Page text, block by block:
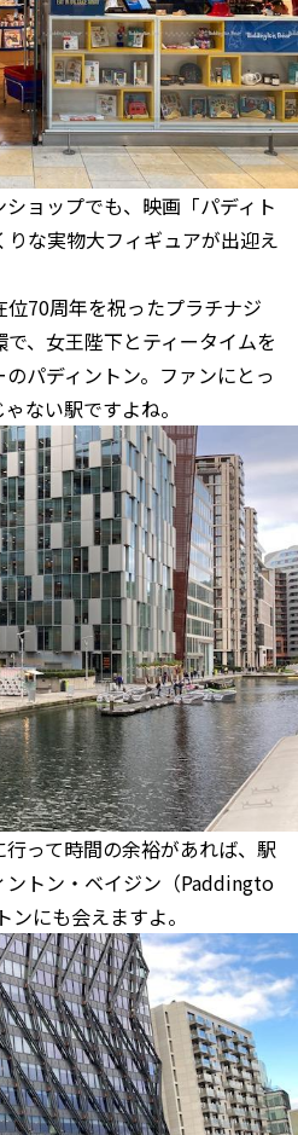
ョップでも、映画「パディト
な実物大フィギュアが出迎え
70周年を祝ったプラチナジ
、女王陛下とティータイムを
パディントン。ファンにとっ
ない駅ですよね。
って時間の余裕があれば、駅
ントン・ベイジン（Paddingto
にも会えますよ。